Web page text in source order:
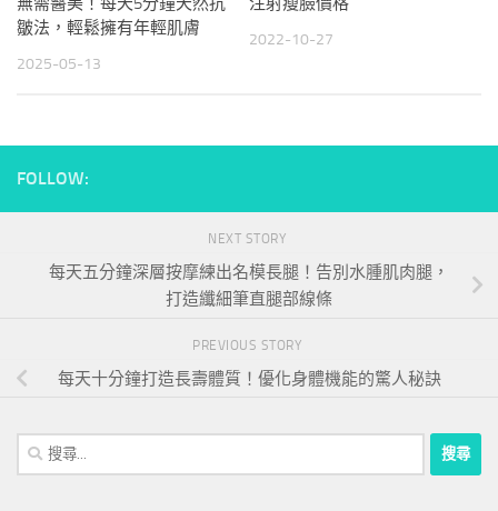
皺法，輕鬆擁有年輕肌膚
2025-05-13
2022-10-27
FOLLOW:
NEXT STORY
每天五分鐘深層按摩練出名模長腿！告別水腫肌肉腿，
打造纖細筆直腿部線條
PREVIOUS STORY
每天十分鐘打造長壽體質！優化身體機能的驚人秘訣
搜
尋